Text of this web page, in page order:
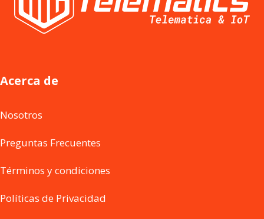
Acerca de
Nosotros
Preguntas Frecuentes
Términos y condiciones
Políticas de Privacidad